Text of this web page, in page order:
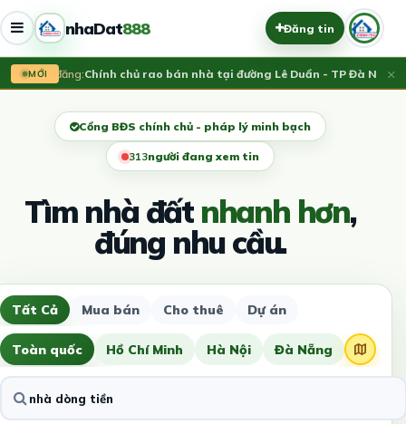
nhaDat888 Đăng tin
MỚI
Vừa đăng:Chính chủ rao bán nhà tại đường Lê Duẩn - TP Đà Nẵng;×
Cổng BĐS chính chủ - pháp lý minh bạch
311người đang xem tin
Tìm nhà đấtnhanh hơn,
đúng nhu cầu.
Tất Cả Mua bán Cho thuê Dự án
Toàn quốc Hồ Chí Minh Hà Nội Đà Nẵng